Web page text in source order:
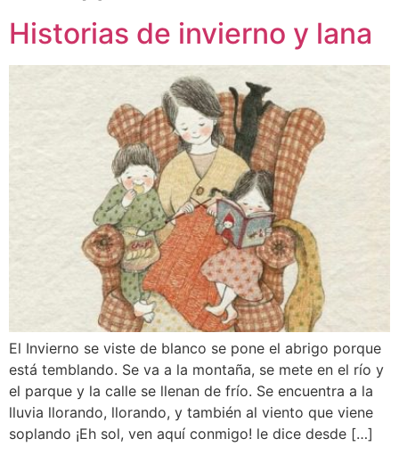
Historias de invierno y lana
El Invierno se viste de blanco se pone el abrigo porque
está temblando. Se va a la montaña, se mete en el río y
el parque y la calle se llenan de frío. Se encuentra a la
lluvia llorando, llorando, y también al viento que viene
soplando ¡Eh sol, ven aquí conmigo! le dice desde […]